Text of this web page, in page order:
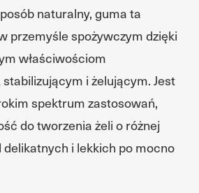
naturalny, guma ta
przemyśle spożywczym dzięki
właściwościom
i żelującym. Jest
spektrum zastosowań,
do tworzenia żeli o różnej
delikatnych i lekkich po mocno